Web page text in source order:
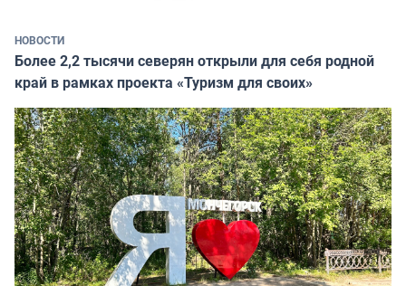
НОВОСТИ
Более 2,2 тысячи северян открыли для себя родной
край в рамках проекта «Туризм для своих»